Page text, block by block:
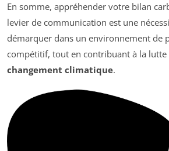
En somme, appréhender votre bilan
levier de communication est une
démarquer dans un environnement de
compétitif, tout en contribuant à la lutte
changement climatique.